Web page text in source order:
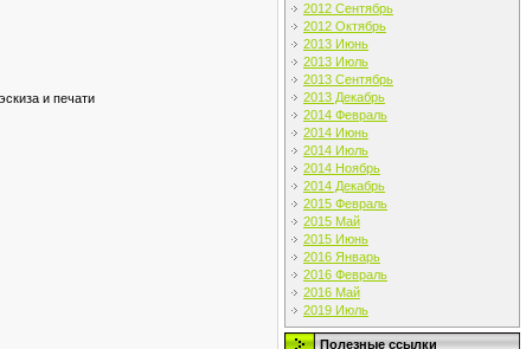
и печати
2012 Сентябрь
2012 Октябрь
2013 Июнь
2013 Июль
2013 Сентябрь
2013 Декабрь
2014 Февраль
2014 Июнь
2014 Июль
2014 Ноябрь
2014 Декабрь
2015 Февраль
2015 Май
2015 Июнь
2016 Январь
2016 Февраль
2016 Май
2019 Июль
Полезные ссылки